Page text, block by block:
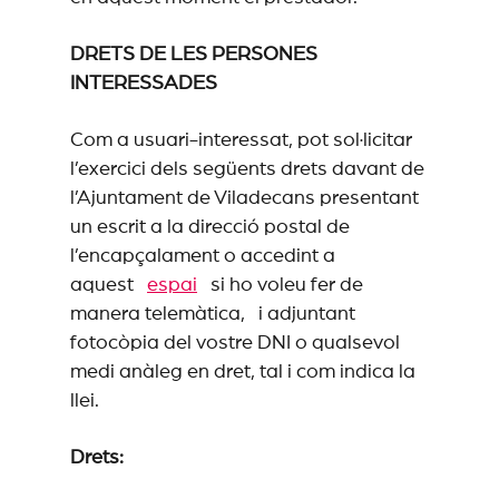
DRETS DE LES PERSONES
INTERESSADES
Com a usuari-interessat, pot sol·licitar
l’exercici dels següents drets davant de
l’Ajuntament de Viladecans presentant
un escrit a la direcció postal de
l’encapçalament o accedint a
aquest espai si ho voleu fer de
manera telemàtica, i adjuntant
fotocòpia del vostre DNI o qualsevol
medi anàleg en dret, tal i com indica la
llei.
Drets: